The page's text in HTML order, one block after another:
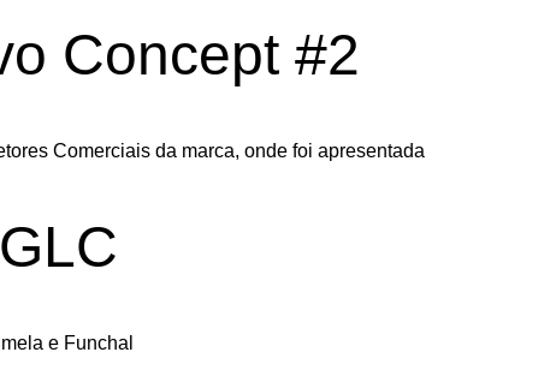
Concept #2
Comerciais da marca, onde foi apresentada
e Funchal